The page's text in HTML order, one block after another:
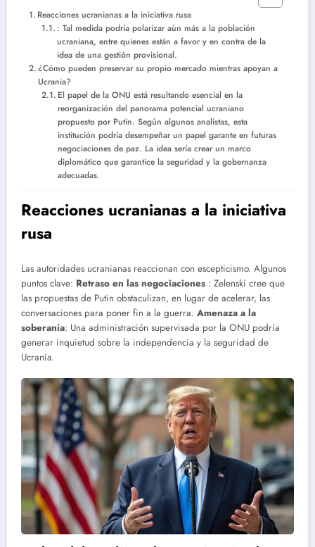
Reacciones ucranianas a la iniciativa rusa
: Tal medida podría polarizar aún más a la población
ucraniana, entre quienes están a favor y en contra de la
idea de una gestión provisional.
¿Cómo pueden preservar su propio mercado mientras apoyan a
Ucrania?
El papel de la ONU está resultando esencial en la
reorganización del panorama potencial ucraniano
propuesto por Putin. Según algunos analistas, esta
institución podría desempeñar un papel garante en futuras
negociaciones de paz. La idea sería crear un marco
diplomático que garantice la seguridad y la gobernanza
adecuadas.
Reacciones ucranianas a la iniciativa
rusa
Las autoridades ucranianas reaccionan con escepticismo. Algunos
puntos clave: Retraso en las negociaciones : Zelenski cree que
las propuestas de Putin obstaculizan, en lugar de acelerar, las
conversaciones para poner fin a la guerra. Amenaza a la
soberanía: Una administración supervisada por la ONU podría
generar inquietud sobre la independencia y la seguridad de
Ucrania.